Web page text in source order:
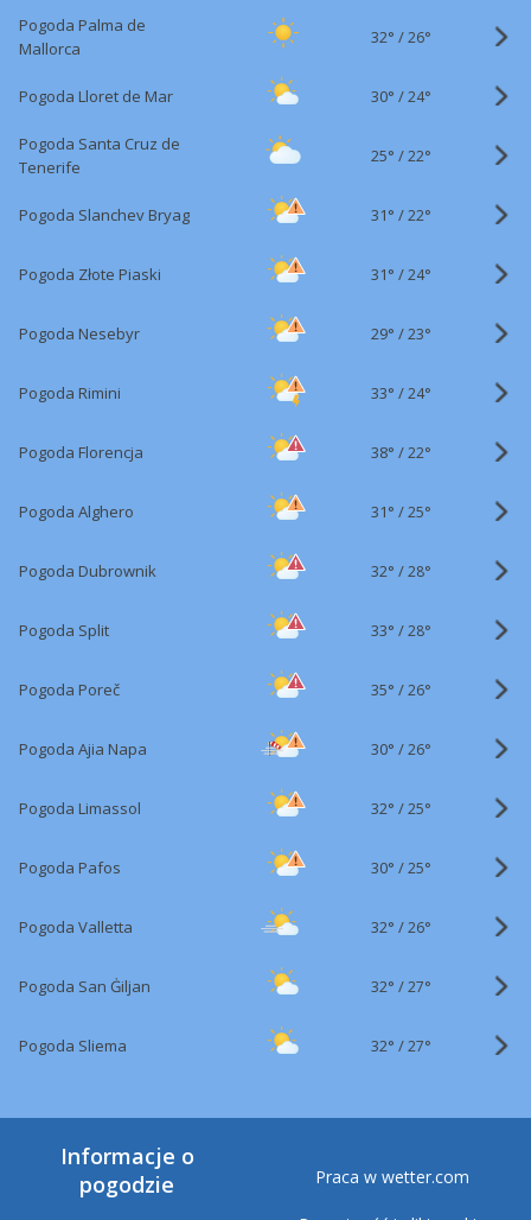
Pogoda Palma de
Mallorca
32° /26°
Pogoda Lloret de Mar 30° /24°
Pogoda Santa Cruz de
Tenerife
25° /22°
Pogoda Slanchev Bryag 31° /22°
Pogoda Złote Piaski 31° /24°
Pogoda Nesebyr 29° /23°
Pogoda Rimini 33° /24°
Pogoda Florencja 38° /22°
Pogoda Alghero 31° /25°
Pogoda Dubrownik 32° /28°
Pogoda Split 33° /28°
Pogoda Poreč 35° /26°
Pogoda Ajia Napa 30° /26°
Pogoda Limassol 32° /25°
Pogoda Pafos 30° /25°
Pogoda Valletta 32° /26°
Pogoda San Ġiljan 32° /27°
Pogoda Sliema 32° /27°
Informacje o
pogodzie
Praca w wetter.com